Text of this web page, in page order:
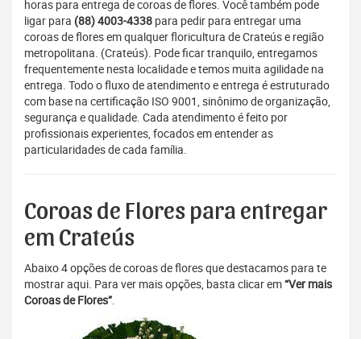
horas para entrega de coroas de flores. Você também pode
ligar para (88) 4003-4338 para pedir para entregar uma
coroas de flores em qualquer floricultura de Crateús e região
metropolitana. (Crateús). Pode ficar tranquilo, entregamos
frequentemente nesta localidade e temos muita agilidade na
entrega. Todo o fluxo de atendimento e entrega é estruturado
com base na certificação ISO 9001, sinônimo de organização,
segurança e qualidade. Cada atendimento é feito por
profissionais experientes, focados em entender as
particularidades de cada família.
Coroas de Flores para entregar
em Crateús
Abaixo 4 opções de coroas de flores que destacamos para te
mostrar aqui. Para ver mais opções, basta clicar em“Ver mais
Coroas de Flores”.